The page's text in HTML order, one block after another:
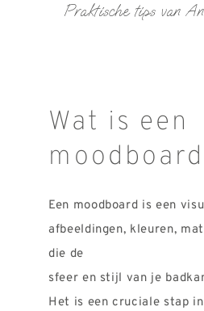
Praktische tips van
Wat is een
moodboard
Een moodboard is een
afbeeldingen, kleuren,
die de
sfeer en stijl van je
Het is een cruciale stap